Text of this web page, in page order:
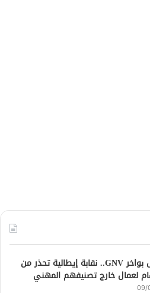
جدل داخل بواخر GNV.. نقابة إيطالية تحذر من
لعمال خارج تصنيفهم المهني
09/